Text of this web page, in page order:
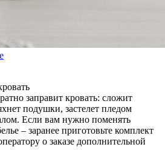
заправит кровать: сложит
подушки, застелет пледом
Если вам нужно поменять
– заранее приготовьте комплект
о заказе дополнительной